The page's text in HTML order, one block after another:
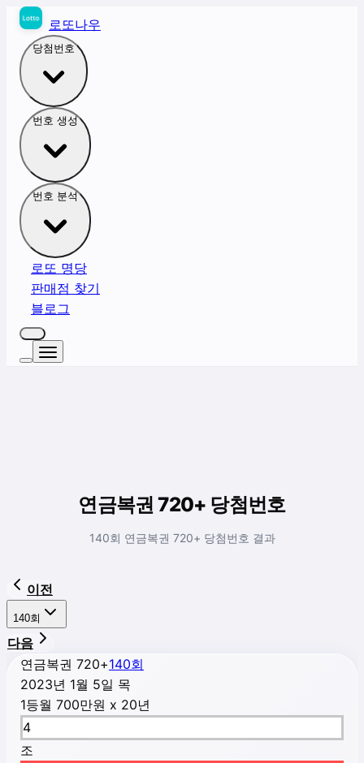
로또나우
당첨번호
번호 생성
번호 분석
로또 명당
판매점 찾기
블로그
연금복권 720+ 당첨번호
140회 연금복권 720+ 당첨번호 결과
이전
140회
다음
연금복권 720+140회
2023년 1월 5일 목
1등월 700만원 x 20년
4
조